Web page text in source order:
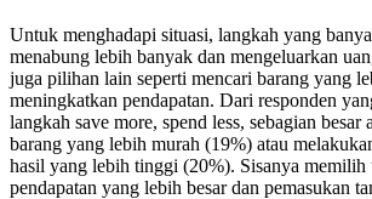
Untuk menghadapi situasi, langkah yang
menabung lebih banyak dan mengeluarkan
juga pilihan lain seperti mencari barang yang
meningkatkan pendapatan. Dari responden
langkah save more, spend less, sebagian besar
barang yang lebih murah (19%) atau
hasil yang lebih tinggi (20%). Sisanya memilih
pendapatan yang lebih besar dan pemasukan